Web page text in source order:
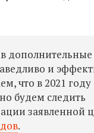
дополнительные
и
что в 2021 году
будем следить
заявленной
.